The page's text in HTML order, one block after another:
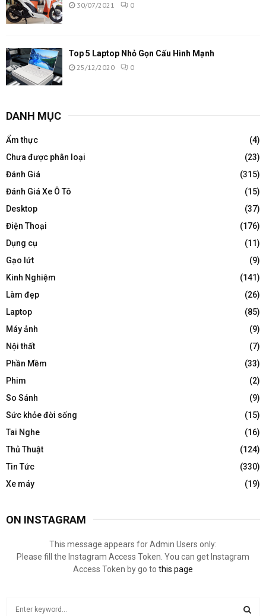
30/07/2021 0
Top 5 Laptop Nhỏ Gọn Cấu Hình Mạnh
25/12/2020 0
DANH MỤC
Ẩm thực
(4)
Chưa được phân loại
(23)
Đánh Giá
(315)
Đánh Giá Xe Ô Tô
(15)
Desktop
(37)
Điện Thoại
(176)
Dụng cụ
(11)
Gạo lứt
(9)
Kinh Nghiệm
(141)
Làm đẹp
(26)
Laptop
(85)
Máy ảnh
(9)
Nội thất
(7)
Phần Mềm
(33)
Phim
(2)
So Sánh
(9)
Sức khỏe đời sống
(15)
Tai Nghe
(16)
Thủ Thuật
(124)
Tin Tức
(330)
Xe máy
(19)
ON INSTAGRAM
This message appears for Admin Users only:
Please fill the Instagram Access Token. You can get Instagram
Access Token by go to this page